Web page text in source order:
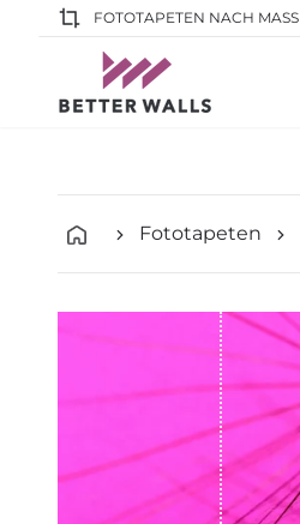
FOTOTAPETEN NACH MASS
Fototapeten